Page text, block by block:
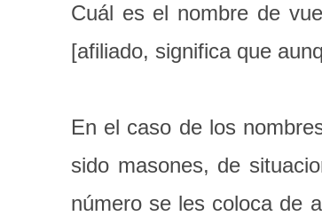
Cuál es el nombre de
[afiliado, significa que
En el caso de los
sido masones, de
número se les coloca de